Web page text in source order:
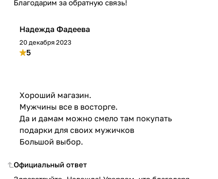
Благодарим за обратную связь!
Надежда Фадеева
20 декабря 2023
5
Хороший магазин.
Мужчины все в восторге.
Да и дамам можно смело там покупать
подарки для своих мужичков
Большой выбор.
Официальный ответ